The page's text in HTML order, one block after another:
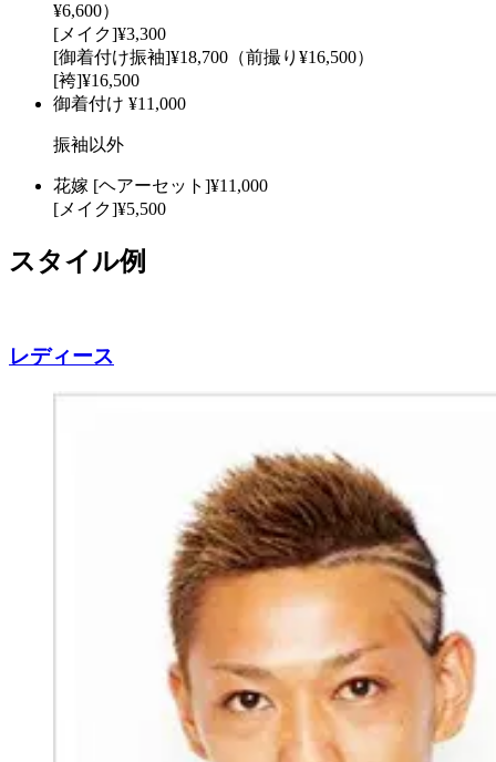
¥6,600）
[メイク]¥3,300
[御着付け振袖]¥18,700（前撮り¥16,500）
[袴]¥16,500
御着付け ¥11,000
振袖以外
花嫁 [ヘアーセット]¥11,000
[メイク]¥5,500
スタイル例
レディース